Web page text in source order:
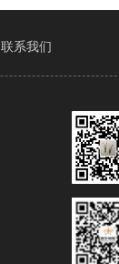
联系我们